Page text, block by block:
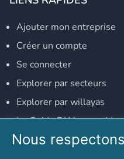
Ajouter mon entreprise
Créer un compte
Se connecter
Explorer par secteurs
Explorer par willayas
Le Guide D'Alger,
NOS RÉSEAUX
Nous